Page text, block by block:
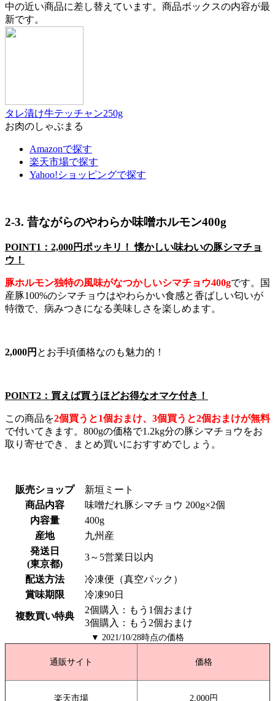
中の近い商品に差し替えています。商品ボックスの内容が最
新です。
タレ漬け牛テッチャン250g
お肉のしゃぶまる
Amazonで探す
楽天市場で探す
Yahoo!ショッピングで探す
2-3. 昔ながらのやわらか味噌ホルモン400g
POINT1：2,000円ポッキリ！ 懐かしい味わいの豚シマチョ
ウ！
豚ホルモン独特の風味がなつかしいシマチョウ400gです。国
産豚100%のシマチョウはやわらかい食感と香ばしい匂いが
特徴で、病みつきになる美味しさを楽しめます。
2,000円 とお手頃価格なのも魅力的！
POINT2：買えば買うほどお得なオマケ付き！
この商品を2個買うと1個おまけ、3個買うと2個おまけが無料
で付いてきます。800gの価格で1.2kg分の豚シマチョウをお
取り寄せでき、まとめ買いにおすすめでしょう。
販売ショップ
新垣ミート
商品内容
味噌だれ豚シマチョウ 200g×2個
内容量
400g
産地
九州産
発送日
(東京都)
3～5営業日以内
配送方法
冷凍便（真空パック）
賞味期限
冷凍90日
複数買い特典
2個購入：もう1個おまけ
3個購入：もう2個おまけ
▼ 2021/10/28時点の価格
通販サイト 価格
楽天市場 2,000円